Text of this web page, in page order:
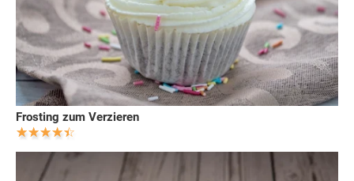
Frosting zum Verzieren